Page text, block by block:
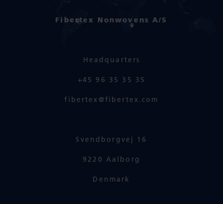
Fibertex Nonwovens A/S
Headquarters
+45 96 35 35 35
fibertex@fibertex.com
Svendborgvej 16
9220 Aalborg
Denmark